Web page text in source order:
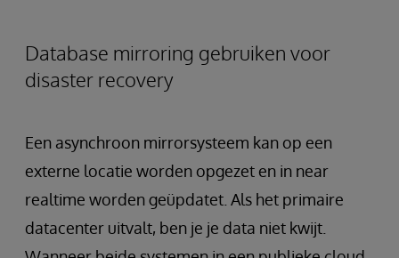
Database mirroring gebruiken voor
disaster recovery
Een asynchroon mirrorsysteem kan op een
externe locatie worden opgezet en in near
realtime worden geüpdatet. Als het primaire
datacenter uitvalt, ben je je data niet kwijt.